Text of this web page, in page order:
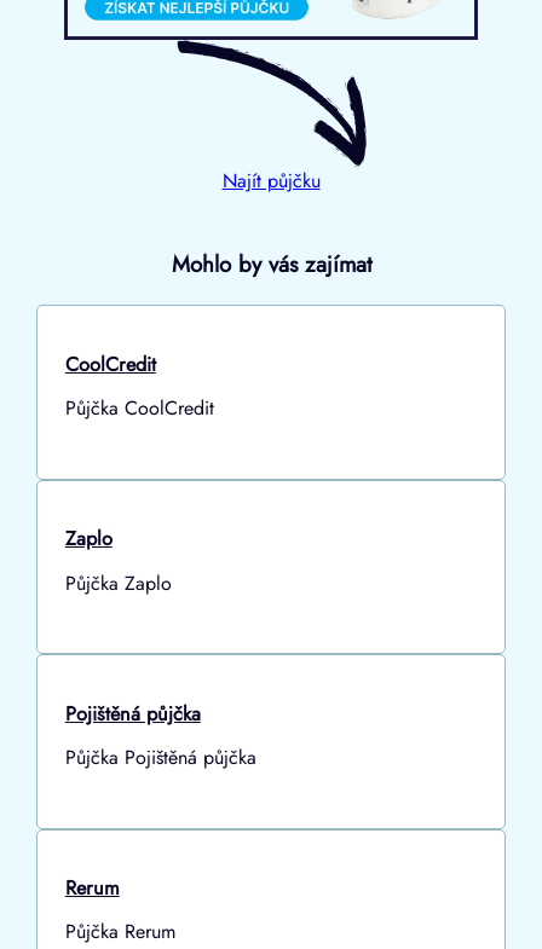
Najít půjčku
Mohlo by vás zajímat
CoolCredit
Půjčka CoolCredit
Zaplo
Půjčka Zaplo
Pojištěná půjčka
Půjčka Pojištěná půjčka
Rerum
Půjčka Rerum